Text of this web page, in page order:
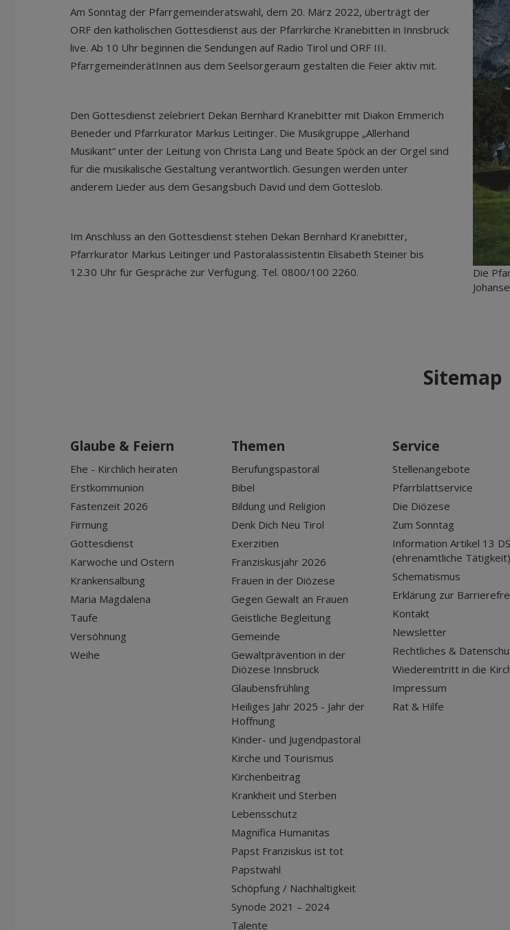
Am Sonntag der Pfarrgemeinderatswahl, dem 20. März 2022, überträgt der
ORF den katholischen Gottesdienst aus der Pfarrkirche Kranebitten in Innsbruck
live. Ab 10 Uhr beginnen die Sendungen auf Radio Tirol und ORF III.
PfarrgemeinderätInnen aus dem Seelsorgeraum gestalten die Feier aktiv mit.
Den Gottesdienst zelebriert Dekan Bernhard Kranebitter mit Diakon Emmerich
Beneder und Pfarrkurator Markus Leitinger. Die Musikgruppe „Allerhand
Musikant“ unter der Leitung von Christa Lang und Beate Spöck an der Orgel sind
für die musikalische Gestaltung verantwortlich. Gesungen werden unter
anderem Lieder aus dem Gesangsbuch David und dem Gotteslob.
Im Anschluss an den Gottesdienst stehen Dekan Bernhard Kranebitter,
Pfarrkurator Markus Leitinger und Pastoralassistentin Elisabeth Steiner bis
12.30 Uhr für Gespräche zur Verfügung. Tel. 0800/100 2260.
Die
Sitemap
Glaube & Feiern
Ehe - Kirchlich heiraten
Erstkommunion
Fastenzeit 2026
Firmung
Gottesdienst
Karwoche und Ostern
Krankensalbung
Maria Magdalena
Taufe
Versöhnung
Weihe
Themen
Berufungspastoral
Bibel
Bildung und Religion
Denk Dich Neu Tirol
Exerzitien
Franziskusjahr 2026
Frauen in der Diözese
Gegen Gewalt an Frauen
Geistliche Begleitung
Gemeinde
Gewaltprävention in der
Diözese Innsbruck
Glaubensfrühling
Heiliges Jahr 2025 - Jahr der
Hoffnung
Kinder- und Jugendpastoral
Kirche und Tourismus
Kirchenbeitrag
Krankheit und Sterben
Lebensschutz
Magnifica Humanitas
Papst Franziskus ist tot
Papstwahl
Schöpfung / Nachhaltigkeit
Synode 2021 – 2024
Talente
Service
Stellenangebote
Pfarrblattservice
Die Diözese
Zum Sonntag
Information Artikel 13
(ehrenamtliche Tätigkeit)
Schematismus
Erklärung zur
Kontakt
Newsletter
Rechtliches &
Wiedereintritt in die
Impressum
Rat & Hilfe